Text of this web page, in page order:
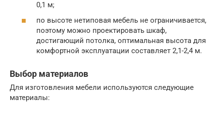
0,1 м;
по высоте нетиповая мебель не ограничивается,
поэтому можно проектировать шкаф,
достигающий потолка, оптимальная высота для
комфортной эксплуатации составляет 2,1-2,4 м.
Выбор материалов
Для изготовления мебели используются следующие
материалы: